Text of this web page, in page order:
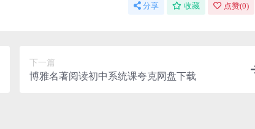
分享 收藏 点赞(0)
下一篇
博雅名著阅读初中系统课夸克网盘下载